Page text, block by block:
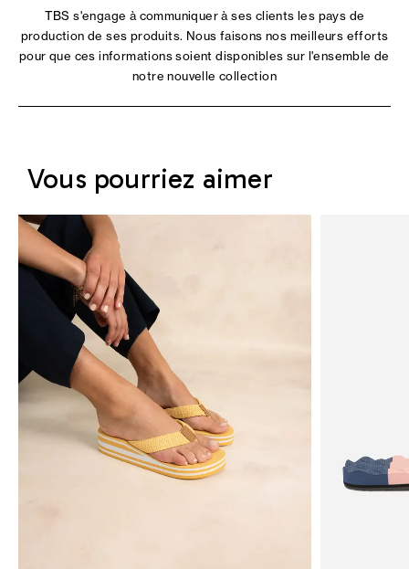
TBS s'engage à communiquer à ses clients les pays de
production de ses produits. Nous faisons nos meilleurs efforts
pour que ces informations soient disponibles sur l'ensemble de
notre nouvelle collection
Vous pourriez aimer